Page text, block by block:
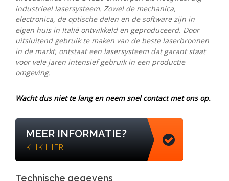
industrieel lasersysteem. Zowel de mechanica,
electronica, de optische delen en de software zijn in
eigen huis in Italië ontwikkeld en geproduceerd. Door
uitsluitend gebruik te maken van de beste laserbronnen
in de markt, ontstaat een lasersysteem dat garant staat
voor vele jaren intensief gebruik in een productie
omgeving.
Wacht dus niet te lang en neem snel contact met ons op.
MEER INFORMATIE?
KLIK HIER
Technische gegevens